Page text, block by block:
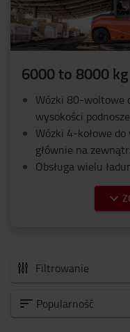
6000 to 8000 kg
Wózki 80-woltowe
wysokości
Wózki 4-kołowe
głównie na
Obsługa wielu
Filtrowanie
Wszystko
Popularność